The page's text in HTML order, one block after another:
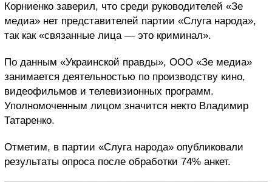
Корниенко заверил, что среди руководителей «Зе
медиа» нет представителей партии «Слуга народа»,
так как «связанные лица — это криминал».
По данным «Украинской правды», ООО «Зе медиа»
занимается деятельностью по производству кино,
видеофильмов и телевизионных программ.
Уполномоченным лицом значится некто Владимир
Татаренко.
Отметим, в партии «Слуга народа» опубликовали
результаты опроса после обработки 74% анкет.